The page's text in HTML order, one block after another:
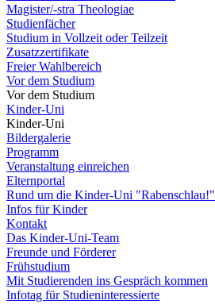
Magister/-stra Theologiae
Studienfächer
Studium in Vollzeit oder Teilzeit
Zusatzzertifikate
Freier Wahlbereich
Vor dem Studium
Vor dem Studium
Kinder-Uni
Kinder-Uni
Bildergalerie
Programm
Veranstaltung einreichen
Elternportal
Rund um die Kinder-Uni "Rabenschlau!"
Infos für Kinder
Kontakt
Das Kinder-Uni-Team
Freunde und Förderer
Frühstudium
Mit Studierenden ins Gespräch kommen
Infotag für Studieninteressierte